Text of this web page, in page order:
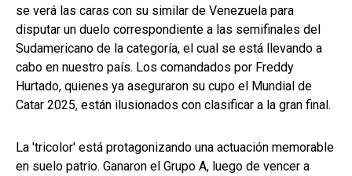
se verá las caras con su similar de Venezuela para
disputar un duelo correspondiente a las semifinales del
Sudamericano de la categoría, el cual se está llevando a
cabo en nuestro país. Los comandados por Freddy
Hurtado, quienes ya aseguraron su cupo el Mundial de
Catar 2025, están ilusionados con clasificar a la gran final.
La 'tricolor' está protagonizando una actuación memorable
en suelo patrio. Ganaron el Grupo A, luego de vencer a